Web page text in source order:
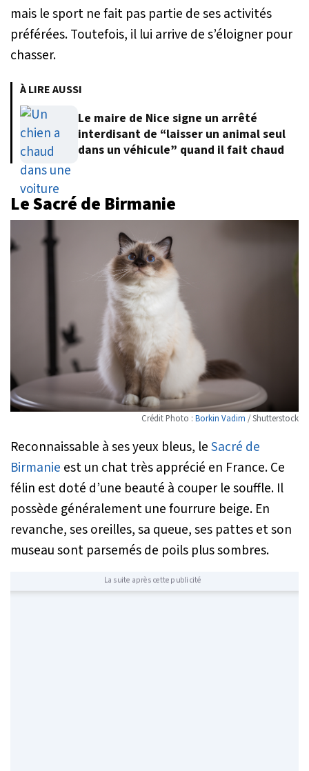
mais le sport ne fait pas partie de ses activités
préférées. Toutefois, il lui arrive de s’éloigner pour
chasser.
À LIRE AUSSI
Le maire de Nice signe un arrêté
interdisant de “laisser un animal seul
dans un véhicule” quand il fait chaud
LeSacré de Birmanie
Crédit Photo : Borkin Vadim / Shutterstock
Reconnaissable à ses yeux bleus, leSacré de
Birmanie est un chat très apprécié en France. Ce
félin est doté d’une beauté à couper le souffle. Il
possède généralement une fourrure beige. En
revanche, ses oreilles, sa queue, ses pattes et son
museau sont parsemés de poils plus sombres.
La suite après cette publicité